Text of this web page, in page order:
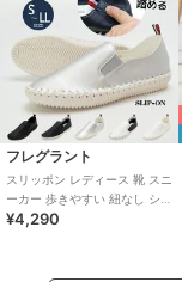
フレグラント
スリッポン レディース 靴 スニ
ーカー 歩きやすい 紐なし シン
プル らくちん 履きやすい
¥4,290